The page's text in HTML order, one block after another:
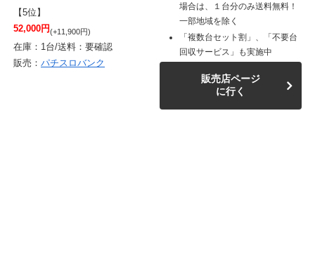
【5位】
52,000円(+11,900円)
在庫：1台/送料：要確認
販売： パチスロバンク
場合は、１台分のみ送料無料！
一部地域を除く
「複数台セット割」、「不要台
回収サービス」も実施中
販売店ページ
に行く